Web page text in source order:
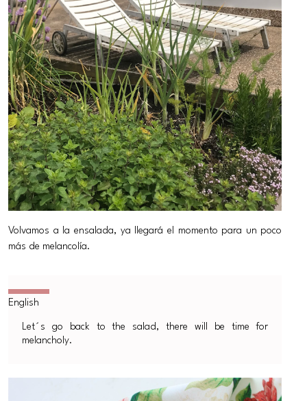
Volvamos a la ensalada, ya llegará el momento para un poco
más de melancolía.
Let´s go back to the salad, there will be time for
melancholy.